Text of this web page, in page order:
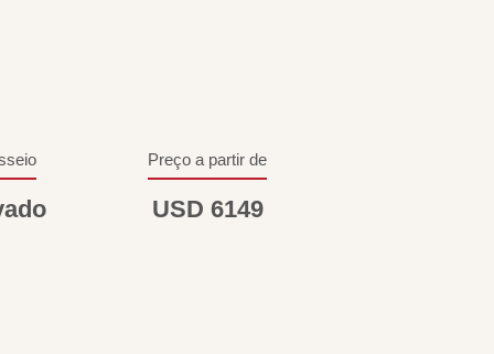
Preço a partir de
USD 6149